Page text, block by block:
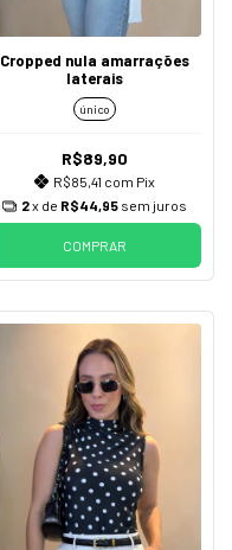
Cropped nula amarrações
laterais
único
R$89,90
R$85,41 com Pix
2x de R$44,95 sem juros
COMPRAR